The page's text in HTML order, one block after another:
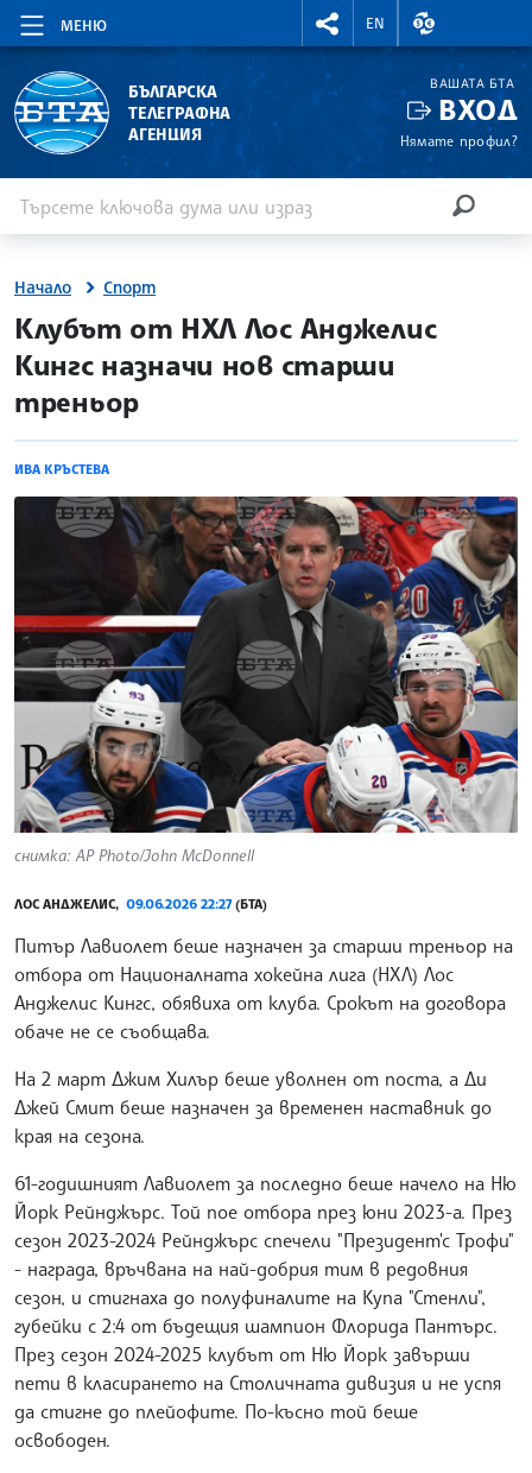
МЕНЮ
RIGHTMENU.SOCIAL
EN
ВАЛУТНИ
БЪЛГАРСКА
ТЕЛЕГРАФНА
АГЕНЦИЯ
ВАШАТА БТА
ВХОД
Нямате профил?
Начало Спорт
site.bta
Клубът от НХЛ Лос Анджелис
Кингс назначи нов старши
треньор
ИВА КРЪСТЕВА
снимка: AP Photo/John McDonnell
ЛОС АНДЖЕЛИС, 09.06.2026 22:27(БТА)
Питър Лавиолет беше назначен за старши треньор на
отбора от Националната хокейна лига (НХЛ) Лос
Анджелис Кингс, обявиха от клуба. Срокът на договора
обаче не се съобщава.
На 2 март Джим Хилър беше уволнен от поста, а Ди
Джей Смит беше назначен за временен наставник до
края на сезона.
61-годишният Лавиолет за последно беше начело на Ню
Йорк Рейнджърс. Той пое отбора през юни 2023-а. През
сезон 2023-2024 Рейнджърс спечели "Президент'с Трофи"
- награда, връчвана на най-добрия тим в редовния
сезон, и стигнаха до полуфиналите на Купа "Стенли",
губейки с 2:4 от бъдещия шампион Флорида Пантърс.
През сезон 2024-2025 клубът от Ню Йорк завърши
пети в класирането на Столичната дивизия и не успя
да стигне до плейофите. По-късно той беше
освободен.